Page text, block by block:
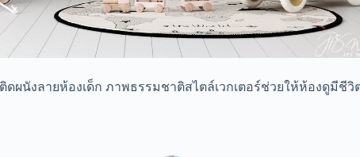
ติดผนังลายห้องเด็ก ภาพธรรมชาติสไตล์เวกเตอร์ช่วยให้ห้องดูมีชี